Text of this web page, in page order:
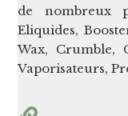
de nombreux
Eliquides,
Wax, Crumble,
Vaporisateurs,